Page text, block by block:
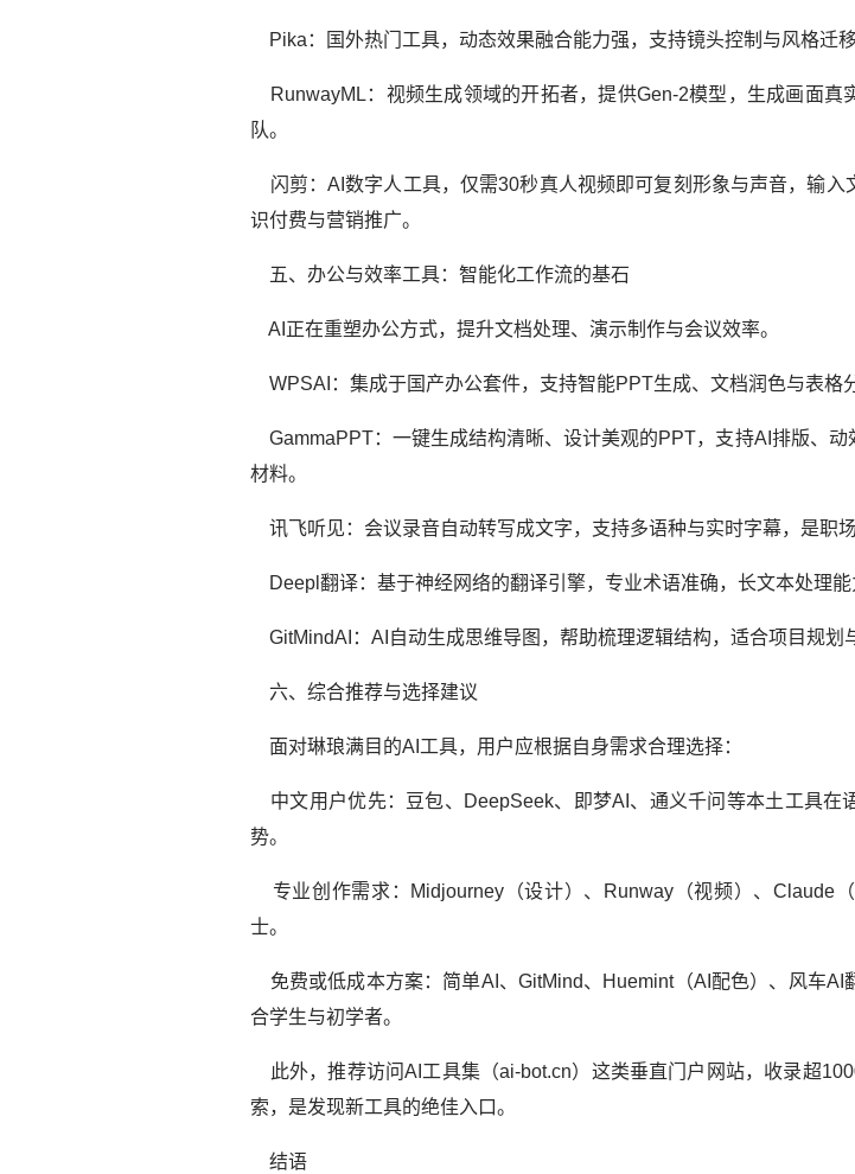
Pika：国外热门工具，动态效果融合能力强，支持镜头控制与风格迁
RunwayML：视频生成领域的开拓者，提供Gen-2模型，生成画面真
队。
闪剪：AI数字人工具，仅需30秒真人视频即可复刻形象与声音，输入
识付费与营销推广。
五、办公与效率工具：智能化工作流的基石
AI正在重塑办公方式，提升文档处理、演示制作与会议效率。
WPSAI：集成于国产办公套件，支持智能PPT生成、文档润色与表格
GammaPPT：一键生成结构清晰、设计美观的PPT，支持AI排版、动
材料。
讯飞听见：会议录音自动转写成文字，支持多语种与实时字幕，是职场
Deepl翻译：基于神经网络的翻译引擎，专业术语准确，长文本处理能
GitMindAI：AI自动生成思维导图，帮助梳理逻辑结构，适合项目规划
六、综合推荐与选择建议
面对琳琅满目的AI工具，用户应根据自身需求合理选择：
中文用户优先：豆包、DeepSeek、即梦AI、通义千问等本土工具在
势。
专业创作需求：Midjourney（设计）、Runway（视频）、Claude
士。
免费或低成本方案：简单AI、GitMind、Huemint（AI配色）、风车AI
合学生与初学者。
此外，推荐访问AI工具集（ai-bot.cn）这类垂直门户网站，收录超
索，是发现新工具的绝佳入口。
结语